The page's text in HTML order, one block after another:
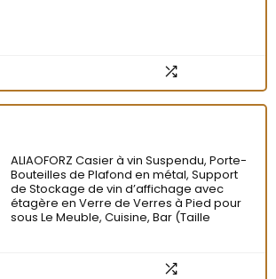
ALIAOFORZ Casier à vin Suspendu, Porte-
Bouteilles de Plafond en métal, Support
de Stockage de vin d’affichage avec
étagère en Verre de Verres à Pied pour
sous Le Meuble, Cuisine, Bar (Taille